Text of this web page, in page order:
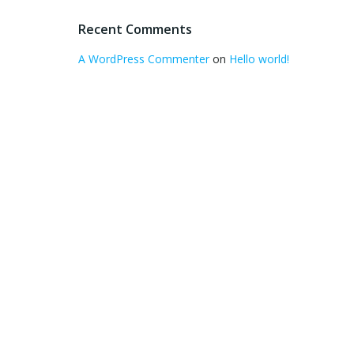
Recent Comments
A WordPress Commenteron Hello world!